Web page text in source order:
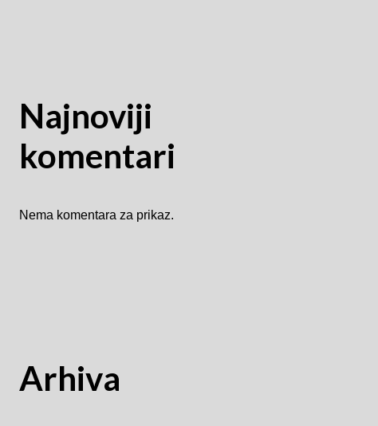
Najnoviji
komentari
Nema komentara za prikaz.
Arhiva